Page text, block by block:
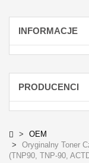
INFORMACJE
PRODUCENCI
OEM
Oryginalny Toner
(TNP90, TNP-90,